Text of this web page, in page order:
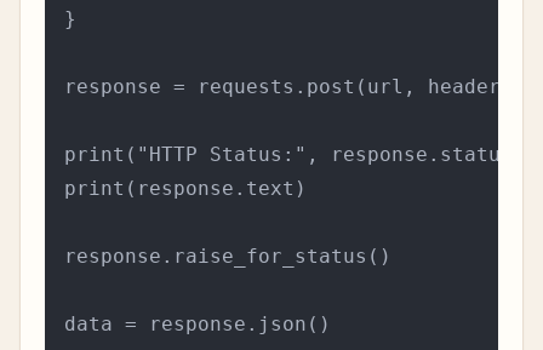
}
response = requests.post(url,
print("HTTP Status:",
print(response.text)
response.raise_for_status()
data = response.json()